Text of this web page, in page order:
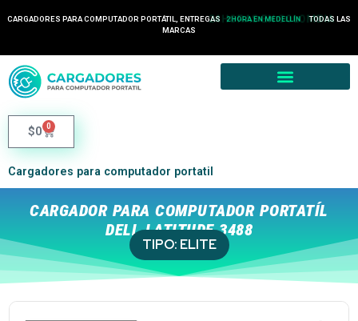
CARGADORES PARA COMPUTADOR PORTÁTIL, ENTREGAS 2 HORA EN MEDELLÍN
24 HORAS EN COLOMBIATODAS LAS
MARCAS
$0 0
Cargadores para computador portatil
CARGADOR PARA COMPUTADOR PORTATÍL
DELL LATITUDE 3488
TIPO: ELITE